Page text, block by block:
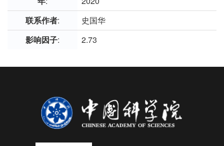
联系作者:
史国华
影响因子: 2.73